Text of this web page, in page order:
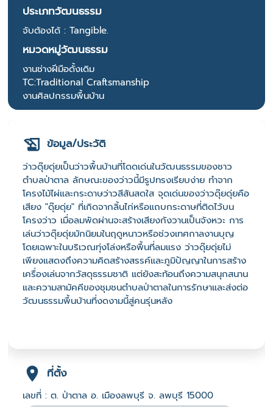
ประเภทวัฒนธรรม
จับต้องได้ : Tangible.
หมวดหมู่วัฒนธรรม
งานช่างฝีมือดั้งเดิม
TC:Traditional Craftsmanship
งานศิลปกรรมพื้นบ้าน
ข้อมูล/ประวัติ
ว่าวดุ๊ยดุ่ยเป็นว่าวพื้นบ้านที่โดดเด่นในวัฒนธรรมของชาว
ตำบลป่าตาล ลักษณะของว่าวนี้มีรูปทรงเรียบง่าย ทำจาก
โครงไม้ไผ่และกระดาษว่าวสีสันสดใส จุดเด่นของว่าวดุ๊ยดุ่ยคือ
เสียง "ดุ๊ยดุ่ย" ที่เกิดจากลิ้นไก่หรือแถบกระดาษที่ติดไว้บน
โครงว่าว เมื่อลมพัดผ่านจะสร้างเสียงกังวานเป็นจังหวะ การ
เล่นว่าวดุ๊ยดุ่ยมักนิยมในฤดูหนาวหรือช่วงเทศกาลงานบุญ
โดยเฉพาะในบริเวณทุ่งโล่งหรือพื้นที่ลมแรง ว่าวดุ๊ยดุ่ยไม่
เพียงแสดงถึงความคิดสร้างสรรค์และภูมิปัญญาในการสร้าง
เครื่องเล่นจากวัสดุธรรมชาติ แต่ยังสะท้อนถึงความสนุกสนาน
และความสามัคคีของชุมชนตำบลป่าตาลในการรักษาและส่งต่อ
วัฒนธรรมพื้นบ้านที่งดงามนี้สู่คนรุ่นหลัง
ที่ตั้ง
เลขที่ : ต. ป่าตาล อ. เมืองลพบุรี จ. ลพบุรี 15000